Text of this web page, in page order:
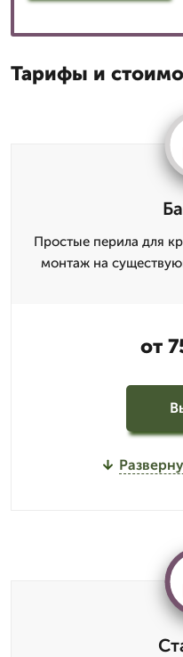
Тарифы и
Простые перила для
монтаж на
от